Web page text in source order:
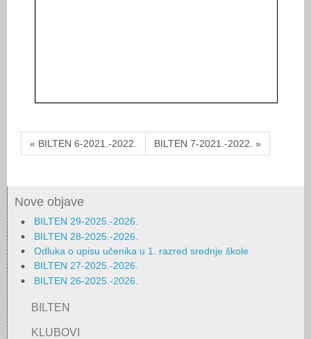
« BILTEN 6-2021.-2022. BILTEN 7-2021.-2022. »
Nove objave
BILTEN 29-2025.-2026.
BILTEN 28-2025.-2026.
Odluka o upisu učenika u 1. razred srednje škole
BILTEN 27-2025.-2026.
BILTEN 26-2025.-2026.
BILTEN
KLUBOVI